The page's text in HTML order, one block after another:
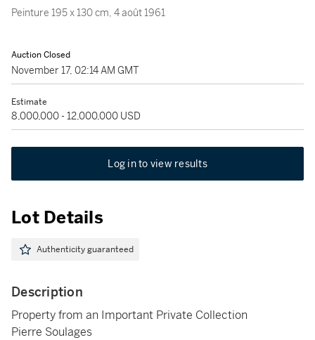
Peinture 195 x 130 cm, 4 août 1961
Auction Closed
November 17, 02:14 AM GMT
Estimate
8,000,000 - 12,000,000 USD
Log in to view results
Lot Details
Authenticity guaranteed
Description
Property from an Important Private Collection
Pierre Soulages